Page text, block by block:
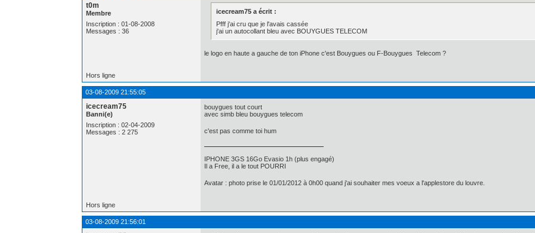
t0m
Membre
Inscription : 01-08-2008
Messages : 36
icecream75 a écrit :
Pfff j'ai cru que je l'avais cassée
j'ai un autocollant bleu avec BOUYGUES TELECOM
le logo en haute a gauche de ton iPhone c'est Bouygues ou F-Bouygues Telecom ?
Hors ligne
03-08-2009 21:55:05
icecream75
Banni(e)
Inscription : 02-04-2009
Messages : 2 275
bouygues tout court
avec simb bleu bouygues telecom
c'est pas comme toi hum
IPHONE 3GS 16Go Evasio 1h (plus engagé)
Il a Free, il a le tout POURRI
Avatar : photo prise le 01/01/2012 à 0h00 quand j'ai souhaiter mes voeux a l'applestore du louvre.
Hors ligne
03-08-2009 21:56:01